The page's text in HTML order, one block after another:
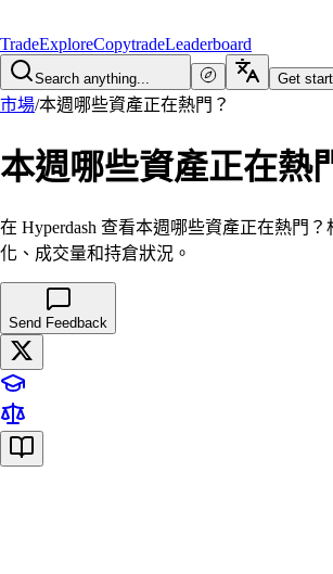
TradeExploreCopytradeLeaderboard
Search anything... Get
市場/本週哪些資產正在熱門？
本週哪些資產正在熱
在 Hyperdash 查看本週哪些資產正在熱門
化、成交量和持倉狀況。
Send Feedback